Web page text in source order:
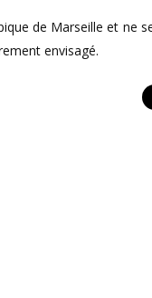
de Marseille et ne
envisagé.